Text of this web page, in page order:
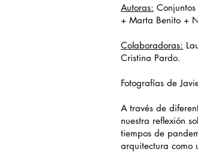
Autoras:
+ Marta Benito +
Colaboradoras:
Cristina Pardo.
Fotografías de
A través de
nuestra reflexión
tiempos de
arquitectura como